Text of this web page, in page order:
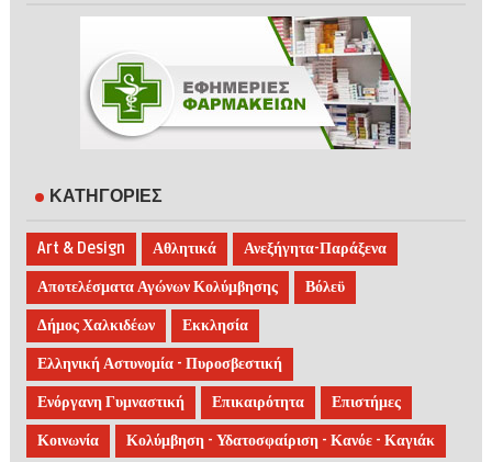
ΚΑΤΗΓΟΡΙΕΣ
Art & Design Αθλητικά Ανεξήγητα-Παράξενα
Αποτελέσματα Αγώνων Κολύμβησης Βόλεϋ
Δήμος Χαλκιδέων Εκκλησία
Ελληνική Αστυνομία - Πυροσβεστική
Ενόργανη Γυμναστική Επικαιρότητα Επιστήμες
Κοινωνία Κολύμβηση - Υδατοσφαίριση - Κανόε - Καγιάκ